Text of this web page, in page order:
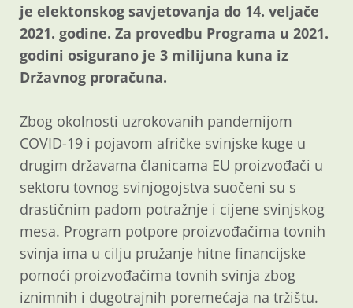
je elektonskog savjetovanja do 14. veljače
2021. godine. Za provedbu Programa u 2021.
godini osigurano je 3 milijuna kuna iz
Državnog proračuna.
Zbog okolnosti uzrokovanih pandemijom
COVID-19 i pojavom afričke svinjske kuge u
drugim državama članicama EU proizvođači u
sektoru tovnog svinjogojstva suočeni su s
drastičnim padom potražnje i cijene svinjskog
mesa. Program potpore proizvođačima tovnih
svinja ima u cilju pružanje hitne financijske
pomoći proizvođačima tovnih svinja zbog
iznimnih i dugotrajnih poremećaja na tržištu.